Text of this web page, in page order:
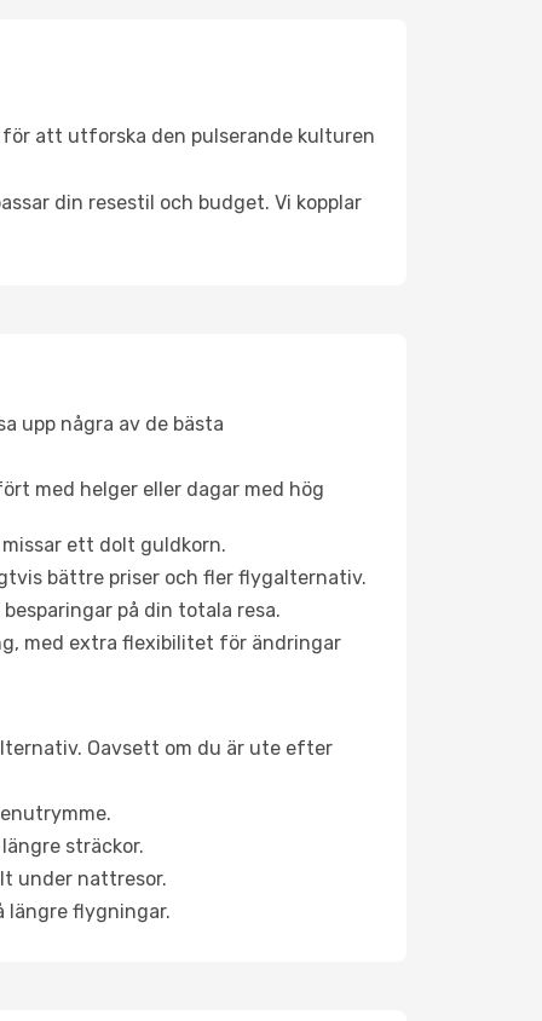
för att utforska den pulserande kulturen
din resestil och budget. Vi kopplar
upp några av de bästa
med helger eller dagar med hög
ett dolt guldkorn.
bättre priser och fler flygalternativ.
på din totala resa.
med extra flexibilitet för ändringar
Oavsett om du är ute efter
sträckor.
under nattresor.
längre flygningar.